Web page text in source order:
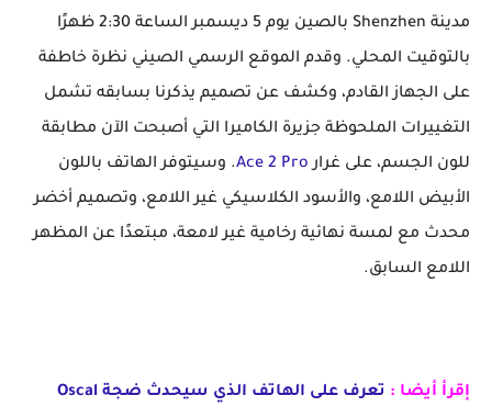
مدينة Shenzhen بالصين يوم 5 ديسمبر الساعة 2:30 ظهرًا
بالتوقيت المحلي. وقدم الموقع الرسمي الصيني نظرة خاطفة
على الجهاز القادم، وكشف عن تصميم يذكرنا بسابقه تشمل
التغييرات الملحوظة جزيرة الكاميرا التي أصبحت الآن مطابقة
للون الجسم، على غرارAce 2 Pro. وسيتوفر الهاتف باللون
الأبيض اللامع، والأسود الكلاسيكي غير اللامع، وتصميم أخضر
محدث مع لمسة نهائية رخامية غير لامعة، مبتعدًا عن المظهر
اللامع السابق.
إقرأ أيضا :
تعرف على الهاتف الذي سيحدث ضجة Oscal